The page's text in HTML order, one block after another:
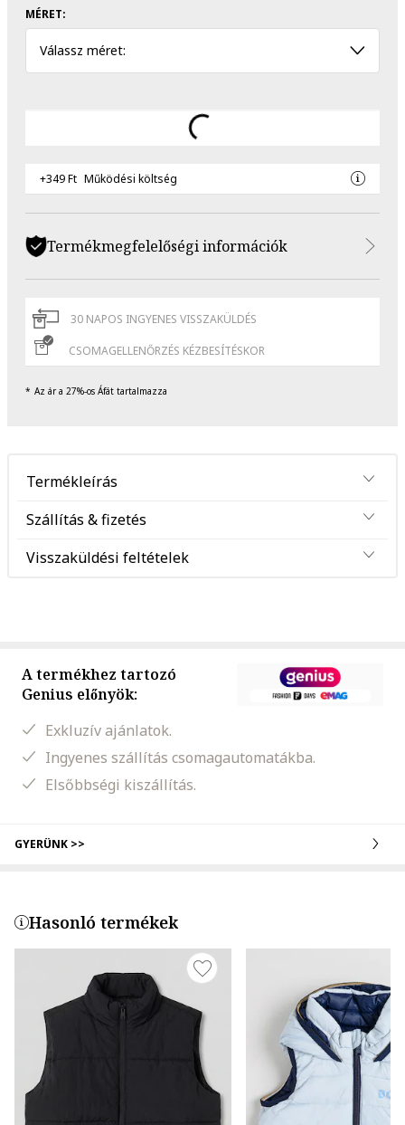
MÉRET:
Válassz méret:
+349 Ft Működési költség
Termékmegfelelőségi információk
30 NAPOS INGYENES VISSZAKÜLDÉS
CSOMAGELLENŐRZÉS KÉZBESÍTÉSKOR
Az ár a 27%-os Áfát tartalmazza
Termékleírás
Szállítás & fizetés
Visszaküldési feltételek
A termékhez tartozó
Genius előnyök:
Exkluzív ajánlatok.
Ingyenes szállítás csomagautomatákba.
Elsőbbségi kiszállítás.
GYERÜNK >>
Hasonló termékek